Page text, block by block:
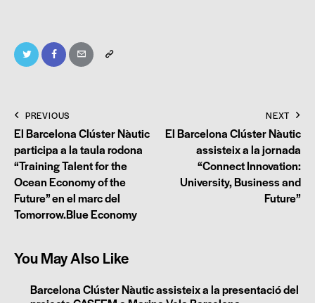
PREVIOUS
El Barcelona Clúster Nàutic
participa a la taula rodona
“Training Talent for the
Ocean Economy of the
Future” en el marc del
Tomorrow.Blue Economy
NEXT
El Barcelona Clúster Nàutic
assisteix a la jornada
“Connect Innovation:
University, Business and
Future”
You May Also Like
Barcelona Clúster Nàutic assisteix a la presentació del